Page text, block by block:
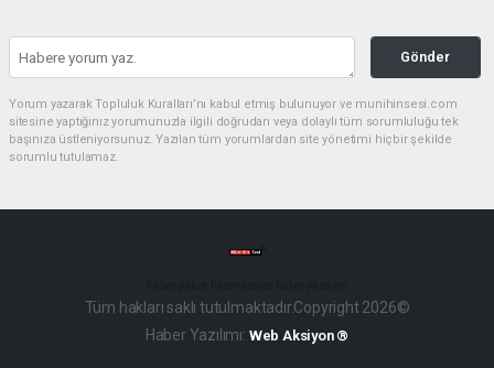
Gönder
Yorum yazarak Topluluk Kuralları’nı kabul etmiş bulunuyor ve munihinsesi.com
sitesine yaptığınız yorumunuzla ilgili doğrudan veya dolaylı tüm sorumluluğu tek
başınıza üstleniyorsunuz. Yazılan tüm yorumlardan site yönetimi hiçbir şekilde
sorumlu tutulamaz.
Tüm hakları saklı tutulmaktadır.Copyright 2026©
Haber Yazılımı: Web Aksiyon ®